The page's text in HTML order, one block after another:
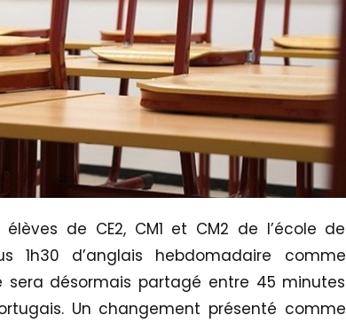
de CE2, CM1 et CM2 de l’école de
1h30 d’anglais hebdomadaire comme
sera désormais partagé entre 45 minutes
Un changement présenté comme